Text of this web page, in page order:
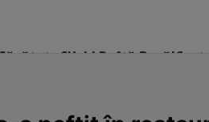
Click! Poftă Bună!